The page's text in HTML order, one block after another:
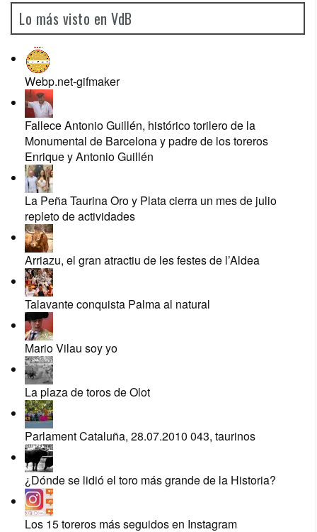
Lo más visto en VdB
Webp.net-gifmaker
Fallece Antonio Guillén, histórico torilero de la
Monumental de Barcelona y padre de los toreros
Enrique y Antonio Guillén
La Peña Taurina Oro y Plata cierra un mes de julio
repleto de actividades
Arriazu, el gran atractiu de les festes de l’Aldea
Talavante conquista Palma al natural
Mario Vilau soy yo
La plaza de toros de Olot
Parlament Cataluña, 28.07.2010 043, taurinos
¿Dónde se lidió el toro más grande de la Historia?
Los 15 toreros más seguidos en Instagram